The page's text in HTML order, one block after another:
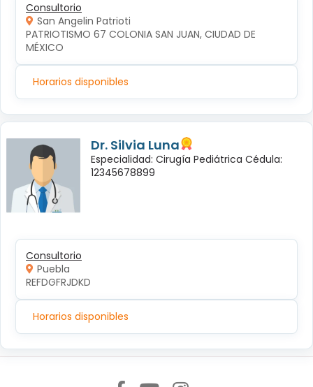
Consultorio
San Angelin Patrioti
PATRIOTISMO 67 COLONIA SAN JUAN, CIUDAD DE
MÉXICO
Horarios disponibles
Dr. Silvia Luna
Especialidad: Cirugía Pediátrica Cédula:
12345678899
Consultorio
Puebla
REFDGFRJDKD
Horarios disponibles